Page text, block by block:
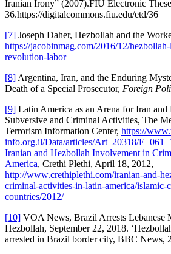
Iranian Irony” (2007).FIU Electronic
36.https://digitalcommons.fiu.edu/etd/36
[7] Joseph Daher, Hezbollah and the
https://jacobinmag.com/2016/12/
revolution-labor
[8] Argentina, Iran, and the Enduring
Death of a Special Prosecutor, Foreign
[9] Latin America as an Arena for Iran and
Subversive and Criminal Activities, The
Terrorism Information Center, https://
info.org.il/Data/articles/Art_20318/
Iranian and Hezbollah Involvement in
America, Crethi Plethi, April 18, 2012,
http://www.crethiplethi.com/iranian-and-
criminal-activities-in-latin-america/islamic-
countries/2012/
[10] VOA News, Brazil Arrests Lebanese
Hezbollah, September 22, 2018.
arrested in Brazil border city, BBC News,